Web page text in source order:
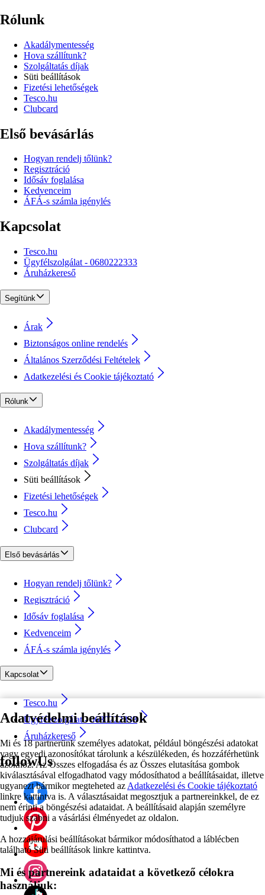
Adatvédelmi beállítások
Mi és 18 partnerünk személyes adatokat, például böngészési adatokat
vagy egyedi azonosítókat tárolunk a készülékeden, és hozzáférhetünk
azokhoz. Az Összes elfogadása és az Összes elutasítása gombok
kiválasztásával elfogadhatod vagy módosíthatod a beállításaidat, illetve
ugyanezt bármikor megteheted az Adatkezelési és Cookie tájékoztató
linkre kattintva is. A választásaidat megosztjuk a partnereinkkel, de ez
nem érinti a böngészési adataidat. A beállításaid alapján személyre
tudjuk szabni a vásárlási élményedet az oldalon.
A hozzájárulási beállításokat bármikor módosíthatod a láblécben
található Süti beállítások linkre kattintva.
Mi és partnereink adataidat a következő célokra
használjuk:
Rólunk
Akadálymentesség
Hova szállítunk?
Szolgáltatás díjak
Süti beállítások
Fizetési lehetőségek
Tesco.hu
Clubcard
Első bevásárlás
Hogyan rendelj tőlünk?
Regisztráció
Idősáv foglalása
Kedvenceim
ÁFÁ-s számla igénylés
Kapcsolat
Tesco.hu
Ügyfélszolgálat - 0680222333
Áruházkereső
Segítünk
Árak
Biztonságos online rendelés
Általános Szerződési Feltételek
Adatkezelési és Cookie tájékoztató
Rólunk
Akadálymentesség
Hova szállítunk?
Szolgáltatás díjak
Süti beállítások
Fizetési lehetőségek
Tesco.hu
Clubcard
Első bevásárlás
Hogyan rendelj tőlünk?
Regisztráció
Idősáv foglalása
Kedvenceim
ÁFÁ-s számla igénylés
Kapcsolat
Tesco.hu
Ügyfélszolgálat - 0680222333
Áruházkereső
followUs